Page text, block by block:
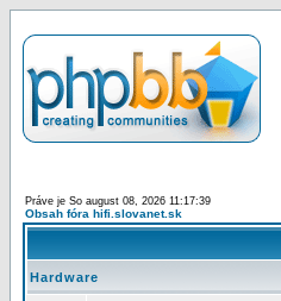
Práve je So august 08, 2026 11:17:39
Obsah fóra hifi.slovanet.sk
Hardware